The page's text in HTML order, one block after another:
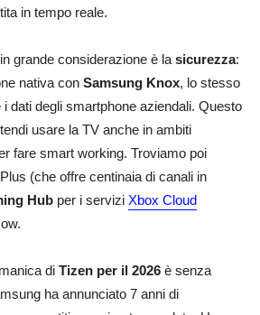
in tempo reale.
grande considerazione è la sicurezza:
nativa con Samsung Knox, lo stesso
dati degli smartphone aziendali. Questo
usare la TV anche in ambiti
fare smart working. Troviamo poi
(che offre centinaia di canali in
Hub per i servizi Xbox Cloud
di Tizen per il 2026 è senza
ha annunciato 7 anni di